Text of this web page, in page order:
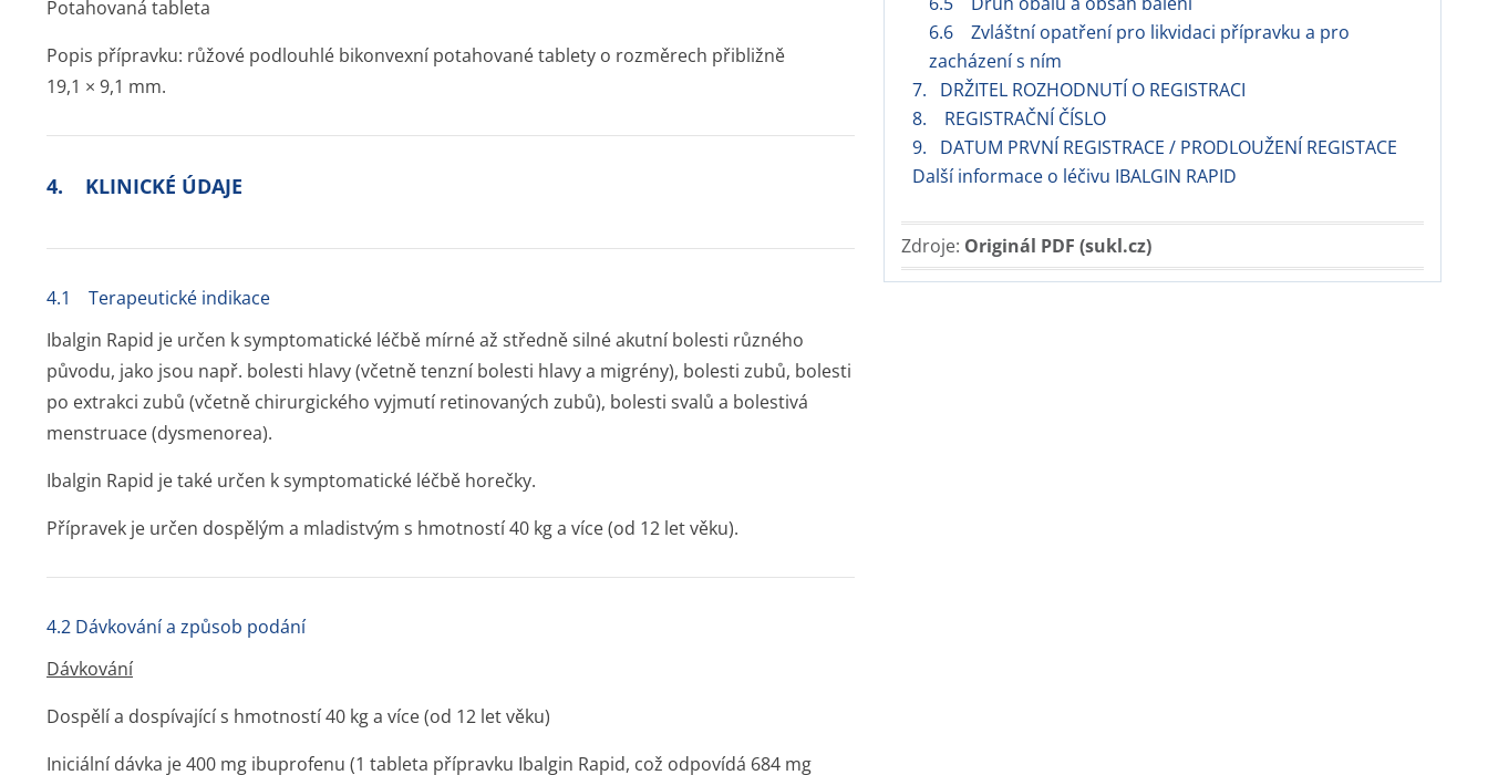
6.6 Zvláštní opatření pro likvidaci přípravku a pro
zacházení s ním
7. DRŽITEL ROZHODNUTÍ O REGISTRACI
8. REGISTRAČNÍ ČÍSLO
9. DATUM PRVNÍ REGISTRACE / PRODLOUŽENÍ REGISTACE
Další informace o léčivu IBALGIN RAPID
Zdroje: Originál PDF (sukl.cz)
Potahovaná tableta
Popis přípravku: růžové podlouhlé bikonvexní potahované tablety o rozměrech přibližně
19,1 × 9,1 mm.
4. KLINICKÉ ÚDAJE
4.1 Terapeutické indikace
Ibalgin Rapid je určen k symptomatické léčbě mírné až středně silné akutní bolesti různého
původu, jako jsou např. bolesti hlavy (včetně tenzní bolesti hlavy a migrény), bolesti zubů, bolesti
po extrakci zubů (včetně chirurgického vyjmutí retinovaných zubů), bolesti svalů a bolestivá
menstruace (dysmenorea).
Ibalgin Rapid je také určen k symptomatické léčbě horečky.
Přípravek je určen dospělým a mladistvým s hmotností 40 kg a více (od 12 let věku).
4.2 Dávkování a způsob podání
Dávkování
Dospělí a dospívající s hmotností 40 kg a více (od 12 let věku)
Iniciální dávka je 400 mg ibuprofenu (1 tableta přípravku Ibalgin Rapid, což odpovídá 684 mg